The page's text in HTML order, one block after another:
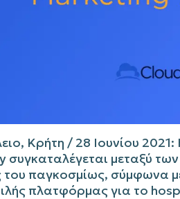
Κρήτη / 28 Ιουνίου 2021:
συγκαταλέγεται μεταξύ
του παγκοσμίως, σύμφωνα
πλατφόρμας για το